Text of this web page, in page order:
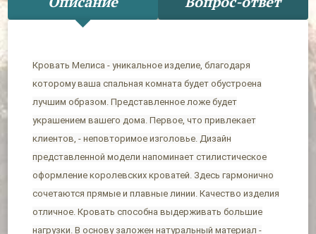
Кровать Мелиса - уникальное изделие, благодаря
которому ваша спальная комната будет обустроена
лучшим образом. Представленное ложе будет
украшением вашего дома. Первое, что привлекает
клиентов, - неповторимое изголовье. Дизайн
представленной модели напоминает стилистическое
оформление королевских кроватей. Здесь гармонично
сочетаются прямые и плавные линии. Качество изделия
отличное. Кровать способна выдерживать большие
нагрузки. В основу заложен натуральный материал -